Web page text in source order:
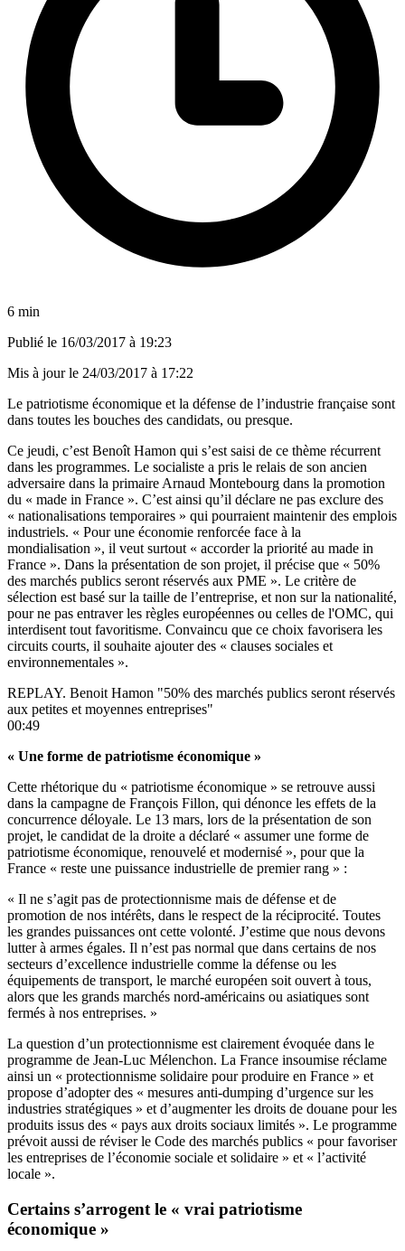
6 min
Publié le 16/03/2017 à 19:23
Mis à jour le 24/03/2017 à 17:22
Le patriotisme économique et la défense de l’industrie française sont
dans toutes les bouches des candidats, ou presque.
Ce jeudi, c’est Benoît Hamon qui s’est saisi de ce thème récurrent
dans les programmes. Le socialiste a pris le relais de son ancien
adversaire dans la primaire Arnaud Montebourg dans la promotion
du « made in France ». C’est ainsi qu’il déclare ne pas exclure des
« nationalisations temporaires » qui pourraient maintenir des emplois
industriels. « Pour une économie renforcée face à la
mondialisation », il veut surtout « accorder la priorité au made in
France ». Dans la présentation de son projet, il précise que « 50%
des marchés publics seront réservés aux PME ». Le critère de
sélection est basé sur la taille de l’entreprise, et non sur la nationalité,
pour ne pas entraver les règles européennes ou celles de l'OMC, qui
interdisent tout favoritisme. Convaincu que ce choix favorisera les
circuits courts, il souhaite ajouter des « clauses sociales et
environnementales ».
REPLAY. Benoit Hamon "50% des marchés publics seront réservés
aux petites et moyennes entreprises"
00:49
« Une forme de patriotisme économique »
Cette rhétorique du « patriotisme économique » se retrouve aussi
dans la campagne de François Fillon, qui dénonce les effets de la
concurrence déloyale. Le 13 mars, lors de la présentation de son
projet, le candidat de la droite a déclaré « assumer une forme de
patriotisme économique, renouvelé et modernisé », pour que la
France « reste une puissance industrielle de premier rang » :
« Il ne s’agit pas de protectionnisme mais de défense et de
promotion de nos intérêts, dans le respect de la réciprocité. Toutes
les grandes puissances ont cette volonté. J’estime que nous devons
lutter à armes égales. Il n’est pas normal que dans certains de nos
secteurs d’excellence industrielle comme la défense ou les
équipements de transport, le marché européen soit ouvert à tous,
alors que les grands marchés nord-américains ou asiatiques sont
fermés à nos entreprises. »
La question d’un protectionnisme est clairement évoquée dans le
programme de Jean-Luc Mélenchon. La France insoumise réclame
ainsi un « protectionnisme solidaire pour produire en France » et
propose d’adopter des « mesures anti-dumping d’urgence sur les
industries stratégiques » et d’augmenter les droits de douane pour les
produits issus des « pays aux droits sociaux limités ». Le programme
prévoit aussi de réviser le Code des marchés publics « pour favoriser
les entreprises de l’économie sociale et solidaire » et « l’activité
locale ».
Certains s’arrogent le « vrai patriotisme
économique »